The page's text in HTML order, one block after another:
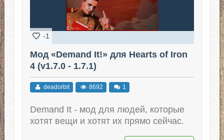
-1
Мод «Demand It!» для Hearts of Iron
4 (v1.7.0 - 1.7.1)
deadorbit 8692 1
Demand It - мод для людей, которые
хотят вещи и хотят их прямо сейчас.